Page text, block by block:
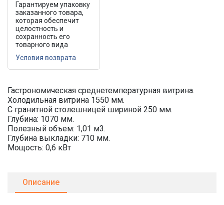
Гарантируем упаковку
заказанного товара,
которая обеспечит
целостность и
сохранность его
товарного вида
Условия возврата
Гастрономическая среднетемпературная витрина.
Холодильная витрина 1550 мм.
С гранитной столешницей шириной 250 мм.
Глубина: 1070 мм.
Полезный объем: 1,01 м3.
Глубина выкладки: 710 мм.
Мощость: 0,6 кВт
Описание